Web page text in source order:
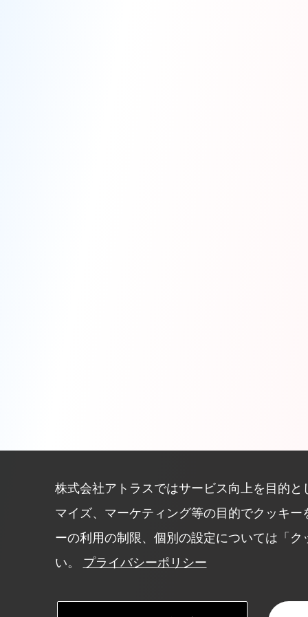
株式会社アトラスではサービス向上を目的
マイズ、マーケティング等の目的でクッキ
ーの利用の制限、個別の設定については「
い。 プライバシーポリシー